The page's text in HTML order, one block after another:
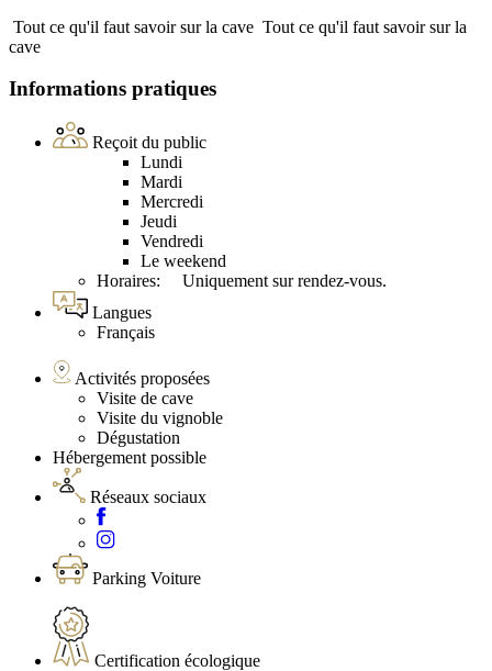
Tout ce qu'il faut savoir sur la cave Tout ce qu'il faut savoir sur la
cave
Informations pratiques
Reçoit du public
Lundi
Mardi
Mercredi
Jeudi
Vendredi
Le weekend
Horaires: Uniquement sur rendez-vous.
Langues
Français
Activités proposées
Visite de cave
Visite du vignoble
Dégustation
Hébergement possible
Réseaux sociaux
Parking Voiture
Certification écologique